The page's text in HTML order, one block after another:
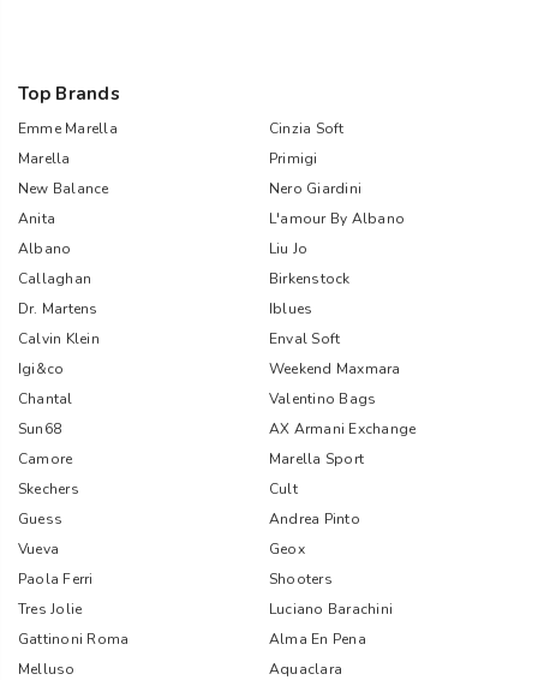
Top Brands
Emme Marella
Cinzia Soft
Marella
Primigi
New Balance
Nero Giardini
Anita
L'amour By Albano
Albano
Liu Jo
Callaghan
Birkenstock
Dr. Martens
Iblues
Calvin Klein
Enval Soft
Igi&co
Weekend Maxmara
Chantal
Valentino Bags
Sun68
AX Armani Exchange
Camore
Marella Sport
Skechers
Cult
Guess
Andrea Pinto
Vueva
Geox
Paola Ferri
Shooters
Tres Jolie
Luciano Barachini
Gattinoni Roma
Alma En Pena
Melluso
Aquaclara